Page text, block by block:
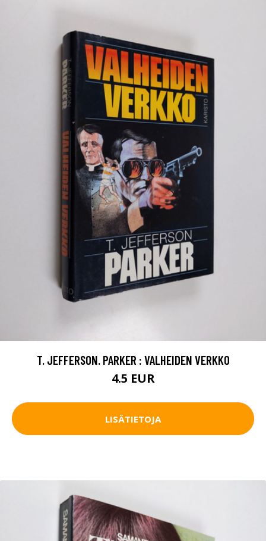
T. JEFFERSON. PARKER : VALHEIDEN VERKKO
4.5 EUR
LISÄTIETOJA